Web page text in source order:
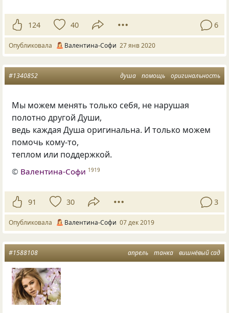
124 40 6
Опубликовала Валентина-Софи 27 янв 2020
душа помощь оригинальность
#1340852
Мы можем менять только себя, не нарушая
полотно другой Души,
ведь каждая Душа оригинальна. И только можем
помочь кому-то,
теплом или поддержкой.
© Валентина-Софи 1919
91 30 3
Опубликовала Валентина-Софи 07 дек 2019
апрель танка вишнёвый сад
#1588108